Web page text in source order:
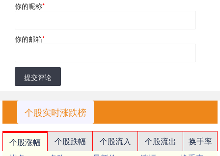
你的昵称*
你的邮箱*
提交评论
个股实时涨跌榜
个股涨幅 个股跌幅 个股流入 个股流出
换手率